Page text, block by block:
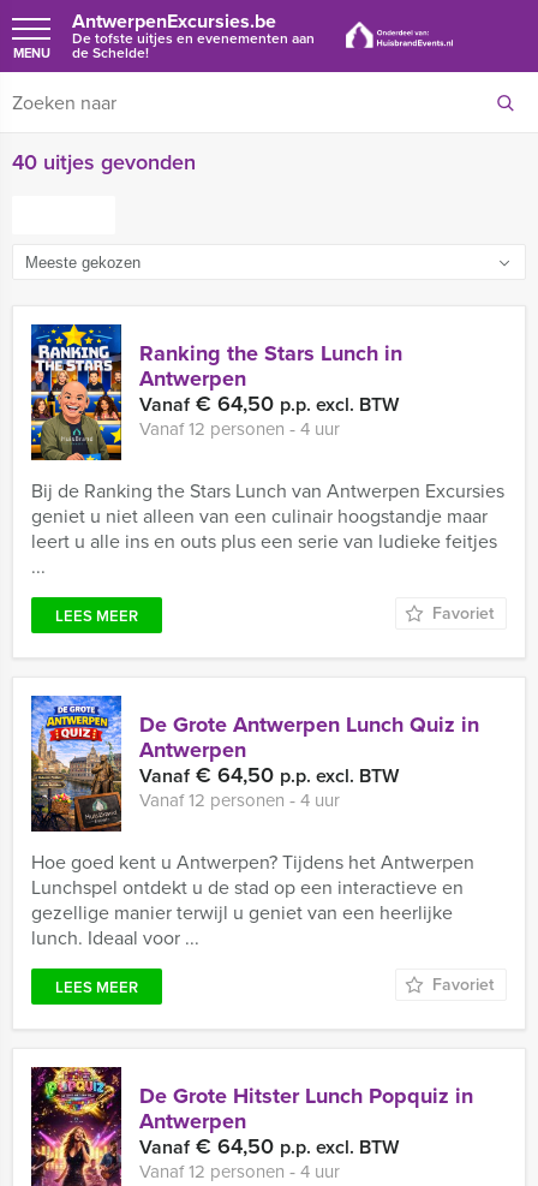
AntwerpenExcursies.be
De tofste uitjes en evenementen aan
de Schelde!
MENU
40 uitjes gevonden
Ranking the Stars Lunch in
Antwerpen
Vanaf€ 64,50 p.p. excl. BTW
Vanaf 12 personen ‐ 4 uur
Bij de Ranking the Stars Lunch van Antwerpen Excursies
geniet u niet alleen van een culinair hoogstandje maar
leert u alle ins en outs plus een serie van ludieke feitjes
...
LEES MEER Favoriet
De Grote Antwerpen Lunch Quiz in
Antwerpen
Vanaf€ 64,50 p.p. excl. BTW
Vanaf 12 personen ‐ 4 uur
Hoe goed kent u Antwerpen? Tijdens het Antwerpen
Lunchspel ontdekt u de stad op een interactieve en
gezellige manier terwijl u geniet van een heerlijke
lunch. Ideaal voor ...
LEES MEER Favoriet
De Grote Hitster Lunch Popquiz in
Antwerpen
Vanaf€ 64,50 p.p. excl. BTW
Vanaf 12 personen ‐ 4 uur